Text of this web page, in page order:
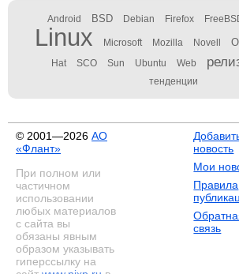
Android BSD Debian Firefox
Linux Microsoft Mozilla Novell
Hat SCO Sun Ubuntu Web
тенденции
© 2001—2026 АО
«Флант»
При полном или
частичном
использовании
любых материалов
с сайта вы
обязаны явным
образом указывать
гиперссылку на
новость
Мои
Правила
связь